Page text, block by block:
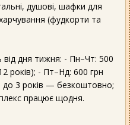
душові, шафки для
(фудкорти та
від дня тижня: - Пн–Чт: 500
років); - Пт–Нд: 600 грн
до 3 років — безкоштовно;
працює щодня.